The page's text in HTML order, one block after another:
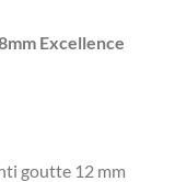
Excellence
goutte 12 mm